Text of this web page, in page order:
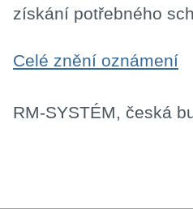
získání potřebného
Celé znění oznámení
RM-SYSTÉM, česká